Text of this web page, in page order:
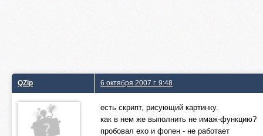
QZip 6 октября 2007 г. 9:48
есть скрипт, рисующий картинку.
как в нем же выполнить не имаж-функцию?
пробовал ехо и фопен - не работает